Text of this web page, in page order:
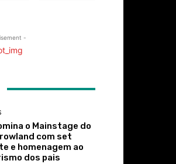
-
o Mainstage do
com set
e homenagem ao
dos pais